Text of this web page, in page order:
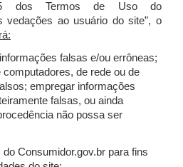
dos Termos de Uso do
vedações ao usuário do site”, o
falsas e/ou errôneas;
de rede ou de
empregar informações
falsas, ou ainda
não possa ser
Consumidor.gov.br para fins